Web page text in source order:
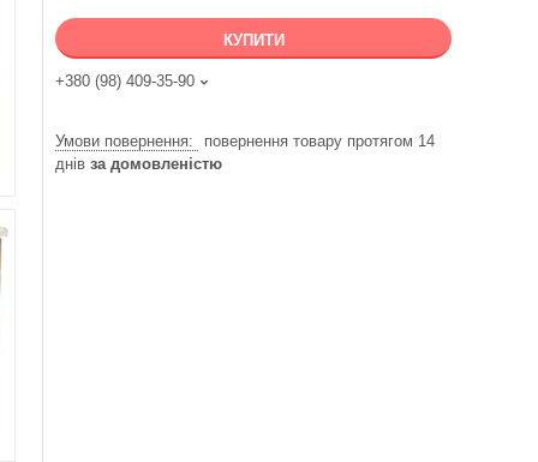
КУПИТИ
+380 (98) 409-35-90
повернення товару протягом 14
днів за домовленістю